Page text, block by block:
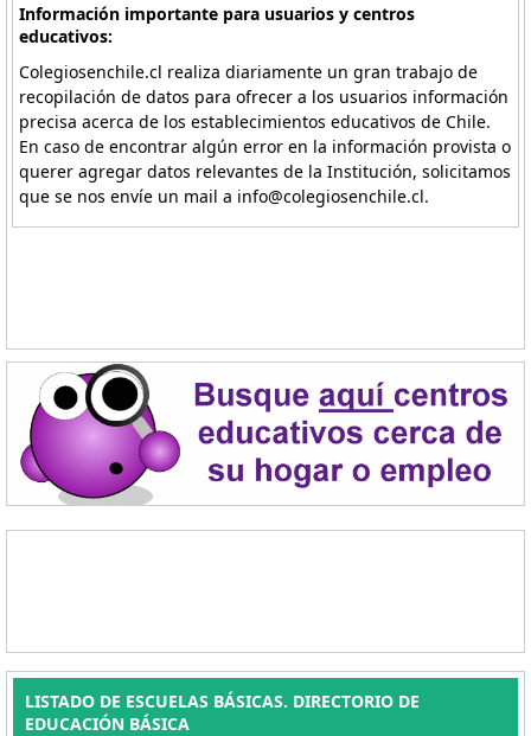
Información importante para usuarios y centros
educativos:
Colegiosenchile.cl realiza diariamente un gran trabajo de
recopilación de datos para ofrecer a los usuarios información
precisa acerca de los establecimientos educativos de Chile.
En caso de encontrar algún error en la información provista o
querer agregar datos relevantes de la Institución, solicitamos
que se nos envíe un mail a info@colegiosenchile.cl.
LISTADO DE ESCUELAS BÁSICAS. DIRECTORIO DE
EDUCACIÓN BÁSICA